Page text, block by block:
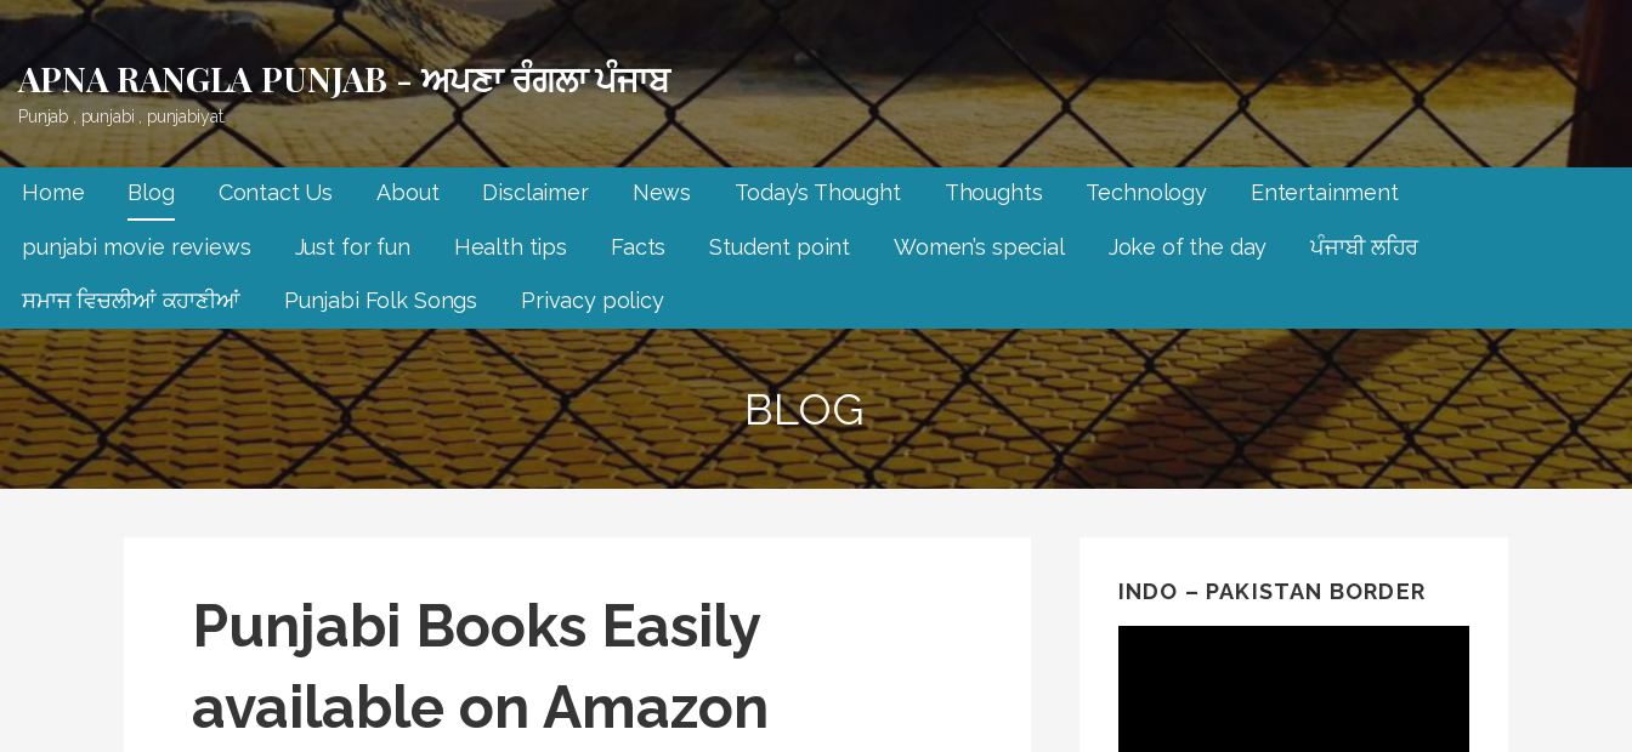
Skip
content
APNA RANGLA PUNJAB - ਅਪਣਾ ਰੰਗਲਾ ਪੰਜਾਬ
Punjab , punjabi , punjabiyat.
Home Blog Contact Us About Disclaimer News Today’s Thought Thoughts Technology Entertainment
punjabi movie reviews Just for fun Health tips Facts Student point Women’s special Joke of the day ਪੰਜਾਬੀ ਲਹਿਰ
ਸਮਾਜ ਵਿਚਲੀਆਂ ਕਹਾਣੀਆਂ Punjabi Folk Songs Privacy policy
BLOG
Punjabi Books Easily
available on Amazon
INDO – PAKISTAN BORDER